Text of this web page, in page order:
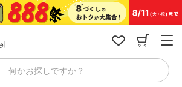
何かお探しですか？